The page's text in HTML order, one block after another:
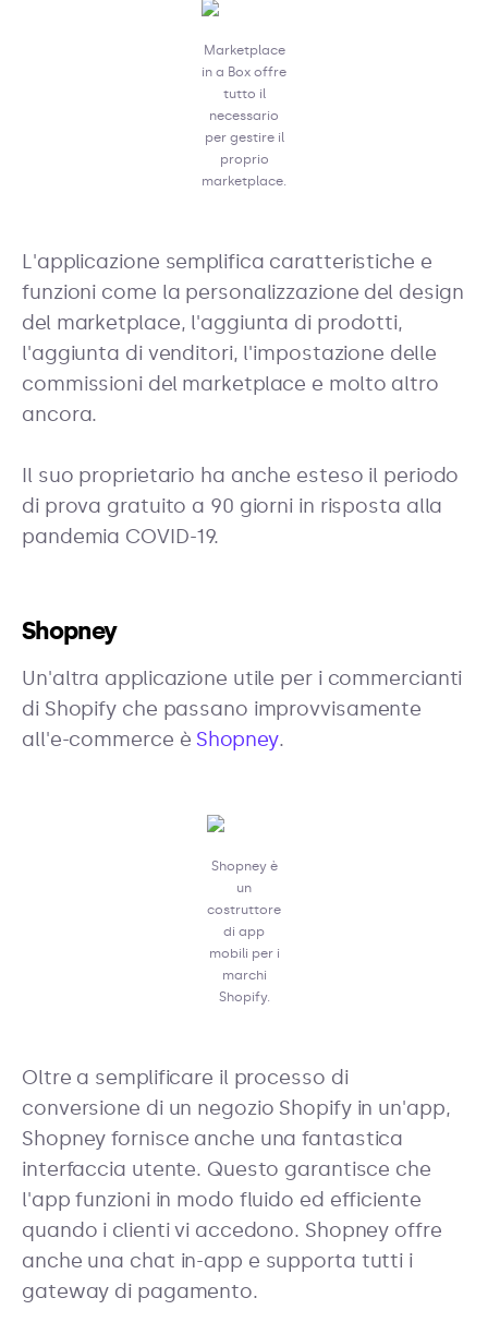
Marketplace
in a Box offre
tutto il
necessario
per gestire il
proprio
marketplace.
L'applicazione semplifica caratteristiche e
funzioni come la personalizzazione del design
del marketplace, l'aggiunta di prodotti,
l'aggiunta di venditori, l'impostazione delle
commissioni del marketplace e molto altro
ancora.
Il suo proprietario ha anche esteso il periodo
di prova gratuito a 90 giorni in risposta alla
pandemia COVID-19.
Shopney
Un'altra applicazione utile per i commercianti
di Shopify che passano improvvisamente
all'e-commerce è Shopney.
Shopney è
un
costruttore
di app
mobili per i
marchi
Shopify.
Oltre a semplificare il processo di
conversione di un negozio Shopify in un'app,
Shopney fornisce anche una fantastica
interfaccia utente. Questo garantisce che
l'app funzioni in modo fluido ed efficiente
quando i clienti vi accedono. Shopney offre
anche una chat in-app e supporta tutti i
gateway di pagamento.